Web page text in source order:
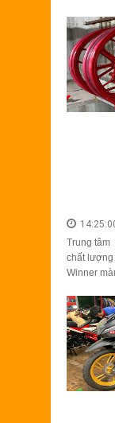
Trung tâm
chất
Winner